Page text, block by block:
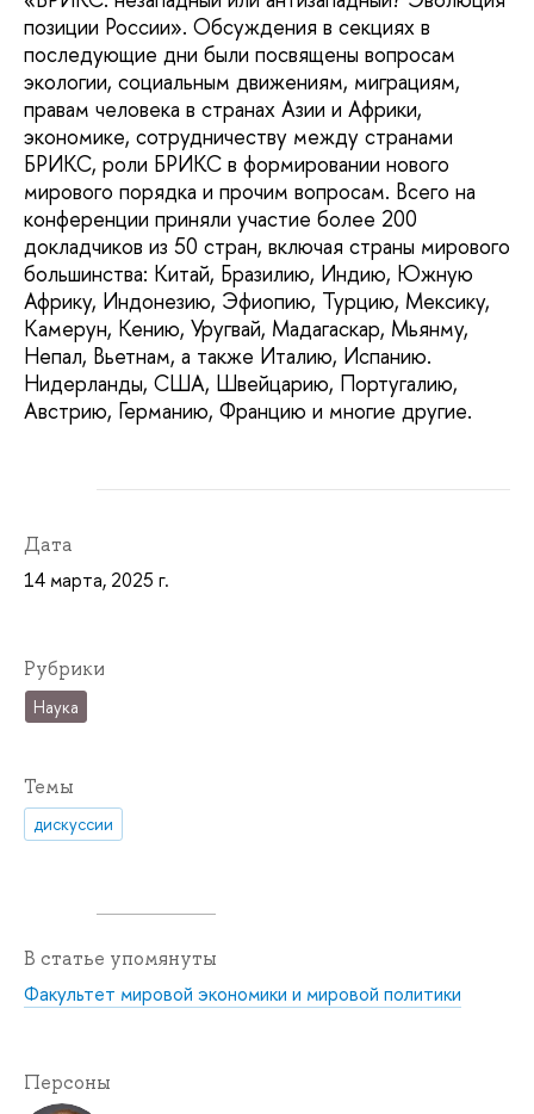
позиции России». Обсуждения в секциях в
последующие дни были посвящены вопросам
экологии, социальным движениям, миграциям,
правам человека в странах Азии и Африки,
экономике, сотрудничеству между странами
БРИКС, роли БРИКС в формировании нового
мирового порядка и прочим вопросам. Всего на
конференции приняли участие более 200
докладчиков из 50 стран, включая страны мирового
большинства: Китай, Бразилию, Индию, Южную
Африку, Индонезию, Эфиопию, Турцию, Мексику,
Камерун, Кению, Уругвай, Мадагаскар, Мьянму,
Непал, Вьетнам, а также Италию, Испанию.
Нидерланды, США, Швейцарию, Португалию,
Австрию, Германию, Францию и многие другие.
Дата
14 марта, 2025 г.
Рубрики
Наука
Темы
дискуссии
В статье упомянуты
Факультет мировой экономики и мировой политики
Персоны